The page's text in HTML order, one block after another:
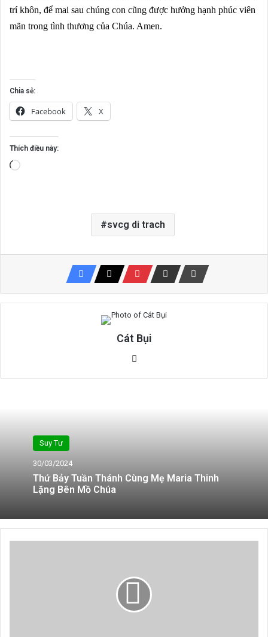
trí khôn, để mai sau chúng con cũng được hưởng hạnh phúc viên
mãn trong tình thương của Chúa. Amen.
Chia sẻ:
Facebook X
Thích điều này:
Đang
svcg di trach
Cát Bụi
Suy Tư
30/03/2024
Thứ Bảy Tuần Thánh Cùng Mẹ Maria Thinh
Lặng Bên Mồ Chúa